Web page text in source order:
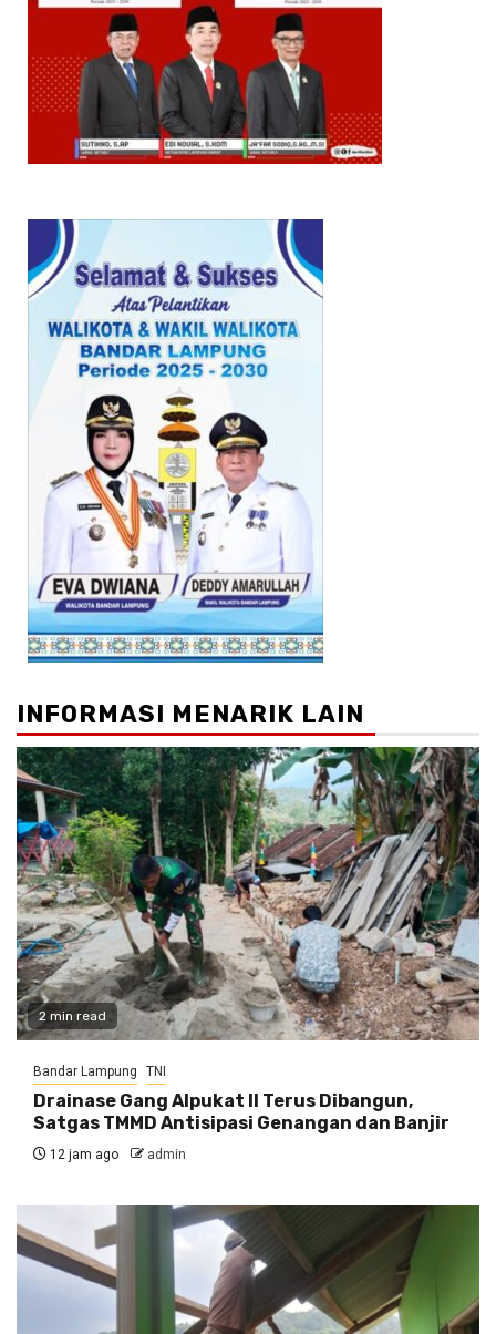
INFORMASI MENARIK LAIN
2 min read
Bandar Lampung TNI
Drainase Gang Alpukat II Terus Dibangun,
Satgas TMMD Antisipasi Genangan dan Banjir
12 jam ago admin